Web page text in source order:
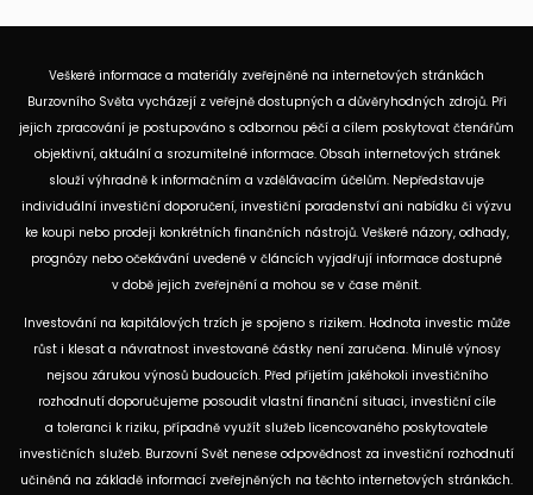
Veškeré informace a materiály zveřejněné na internetových stránkách
Burzovního Světa vycházejí z veřejně dostupných a důvěryhodných zdrojů. Při
jejich zpracování je postupováno s odbornou péčí a cílem poskytovat čtenářům
objektivní, aktuální a srozumitelné informace. Obsah internetových stránek
slouží výhradně k informačním a vzdělávacím účelům. Nepředstavuje
individuální investiční doporučení, investiční poradenství ani nabídku či výzvu
ke koupi nebo prodeji konkrétních finančních nástrojů. Veškeré názory, odhady,
prognózy nebo očekávání uvedené v článcích vyjadřují informace dostupné
v době jejich zveřejnění a mohou se v čase měnit.
Investování na kapitálových trzích je spojeno s rizikem. Hodnota investic může
růst i klesat a návratnost investované částky není zaručena. Minulé výnosy
nejsou zárukou výnosů budoucích. Před přijetím jakéhokoli investičního
rozhodnutí doporučujeme posoudit vlastní finanční situaci, investiční cíle
a toleranci k riziku, případně využít služeb licencovaného poskytovatele
investičních služeb. Burzovní Svět nenese odpovědnost za investiční rozhodnutí
učiněná na základě informací zveřejněných na těchto internetových stránkách.